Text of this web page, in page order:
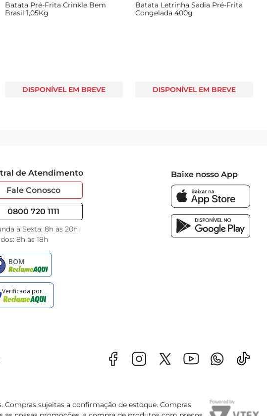
Batata Pré-Frita Crinkle Bem
Brasil 1,05Kg
DISPONÍVEL EM BREVE
Batata Letrinha Sadia Pré-Frita
Congelada 400g
DISPONÍVEL EM BREVE
de Atendimento
Fale Conosco
0800 720 1111
à Sexta: 8h às 20h
8h às 18h
Baixe nosso App
sujeitas a confirmação de estoque. Compras